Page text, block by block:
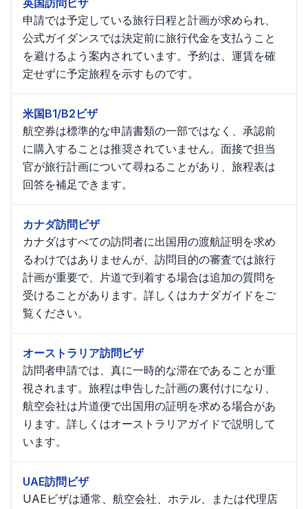
英国訪問ビザ
申請では予定している旅行日程と計画が求められ、
公式ガイダンスでは決定前に旅行代金を支払うこと
を避けるよう案内されています。予約は、運賃を確
定せずに予定旅程を示すものです。
米国B1/B2ビザ
航空券は標準的な申請書類の一部ではなく、承認前
に購入することは推奨されていません。面接で担当
官が旅行計画について尋ねることがあり、旅程表は
回答を補足できます。
カナダ訪問ビザ
カナダはすべての訪問者に出国用の渡航証明を求め
るわけではありませんが、訪問目的の審査では旅行
計画が重要で、片道で到着する場合は追加の質問を
受けることがあります。詳しくはカナダガイドをご
覧ください。
オーストラリア訪問ビザ
訪問者申請では、真に一時的な滞在であることが重
視されます。旅程は申告した計画の裏付けになり、
航空会社は片道便で出国用の証明を求める場合があ
ります。詳しくはオーストラリアガイドで説明して
います。
UAE訪問ビザ
UAEビザは通常、航空会社、ホテル、または代理店